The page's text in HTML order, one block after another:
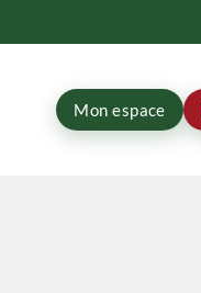
Mon espace